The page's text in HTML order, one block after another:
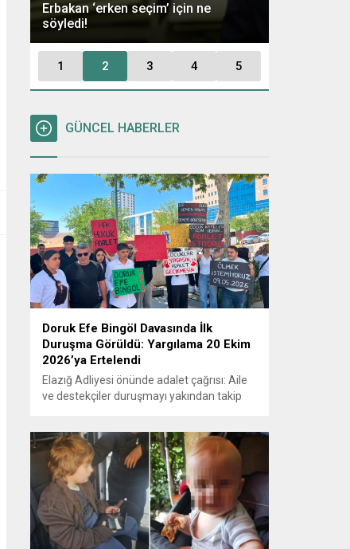
Erbakan ‘erken seçim’ için ne
söyledi!
1 2 3 4 5
GÜNCEL HABERLER
Doruk Efe Bingöl Davasında İlk
Duruşma Görüldü: Yargılama 20 Ekim
2026’ya Ertelendi
Elazığ Adliyesi önünde adalet çağrısı: Aile
ve destekçiler duruşmayı yakından takip
soruşturması kapsamında açılan davanın
ilk duruşması Elazığ 2. Ağır Ceza
Mahkemesi’nde görüldü. Kamuoyunun
yakından takip ettiği davanın ilk duruşması
öncesinde, Doruk Efe Bingöl’ün ailesine
destek olmak isteyen çok...